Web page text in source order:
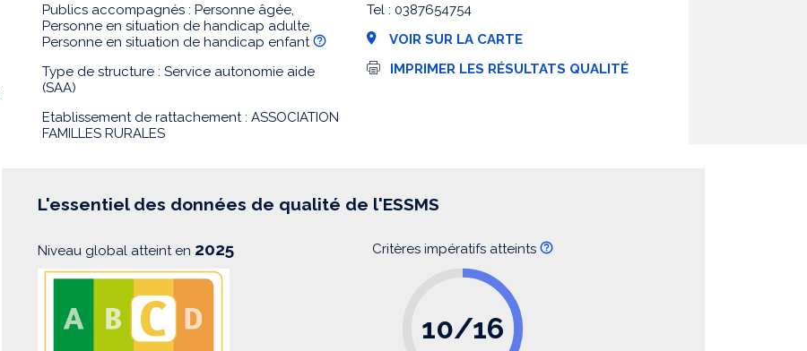
Publics accompagnés : Personne âgée,
Personne en situation de handicap adulte,
Personne en situation de handicap enfant
Type de structure : Service autonomie aide
(SAA)
Etablissement de rattachement : ASSOCIATION
FAMILLES RURALES
Tel : 0387654754
VOIR SUR LA CARTE
I
IMPRIMER LES RÉSULTATS QUALITÉ
L'essentiel des données de qualité de l'ESSMS
Niveau global atteint en 2025 Critères impératifs atteints
10/16